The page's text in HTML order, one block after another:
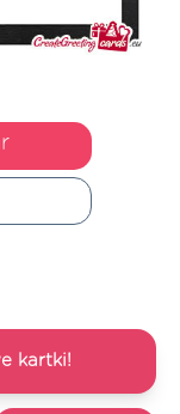
kartki!